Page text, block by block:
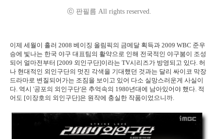
ⓒ 판필름 All rights reserved.
이제 세월이 흘러 2008 베이징 올림픽의 금메달 획득과 2009 WBC 준우
승에 빛나는 한국 야구 대표팀의 활약으로 인해 전국적인 야구붐이 조성
되어 얼마전부터 [2009 외인구단]이라는 TV시리즈가 방영되고 있다. 허
나 현대적인 외인구단의 멋진 각색을 기대했던 것과는 달리 싸이코 막장
드라마로 변질되어가는 조짐을 보이고 있어 다소 실망스러운게 사실이
다. 역시 '공포의 외인구단'은 추억속의 1980년대에 남아있어야 했다. 적
어도 [이장호의 외인구단]은 원작에 충실한 작품이었으니까.